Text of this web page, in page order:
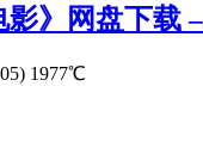
影》网盘下载
1977℃